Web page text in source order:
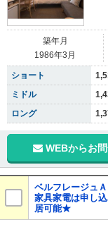
築年月
1986年3月
ショート
ミドル
ロング
WEBからお
ベルフレージュ
家具家電は申し
居可能★